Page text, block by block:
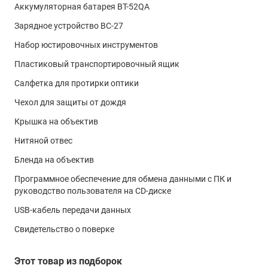
±3´
2мм+2ppm*
до 16000 тч
Водо- и пылезащищенность
IP66
10 часов
Аккумуляторная батарея BT-52QA
Зарядное устройство BC-27
Набор юстировочных инструментов
Пластиковый транспортировочный ящик
Салфетка для протирки оптики
Чехол для защиты от дождя
Крышка на объектив
Нитяной отвес
Бленда на объектив
Программное обеспечение для обмена данными с ПК и
руководство пользователя на CD-диске
USB-кабель передачи данных
Свидетельство о поверке
Этот товар из подборок